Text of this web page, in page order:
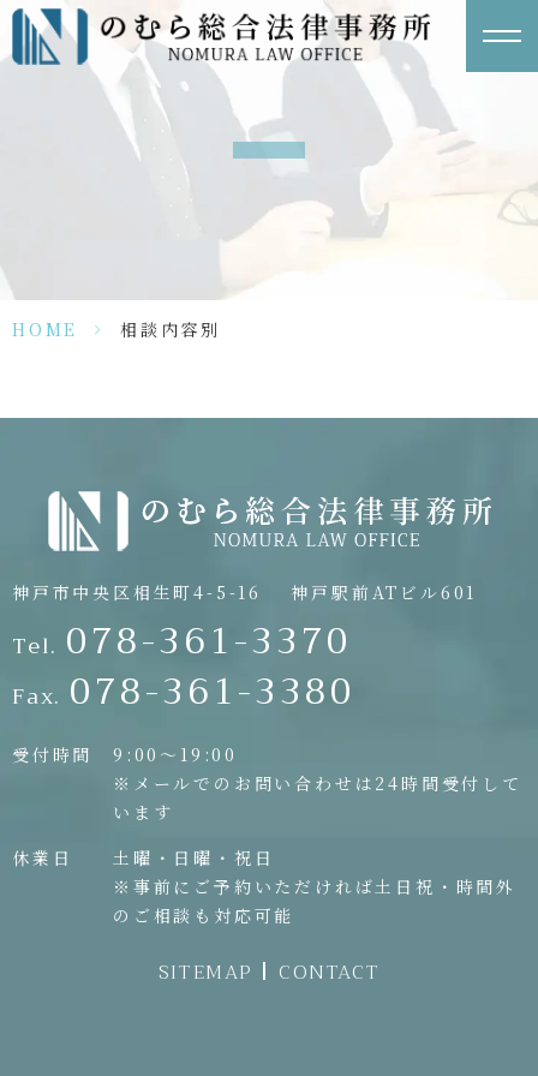
HOME > 相談内容別
神戸市中央区相生町4-5-16 神戸駅前ATビル601
Tel. 078-361-3370
Fax. 078-361-3380
受付時間
9:00〜19:00
※メールでのお問い合わせは24時間受付して
います
休業日
土曜・日曜・祝日
※事前にご予約いただければ土日祝・時間外
のご相談も対応可能
SITEMAP CONTACT